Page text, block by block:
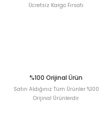
Ücretsiz Kargo Fırsatı
%100 Orijinal Ürün
Satın Aldığınız Tüm Ürünler %100
Orijinal Ürünlerdir